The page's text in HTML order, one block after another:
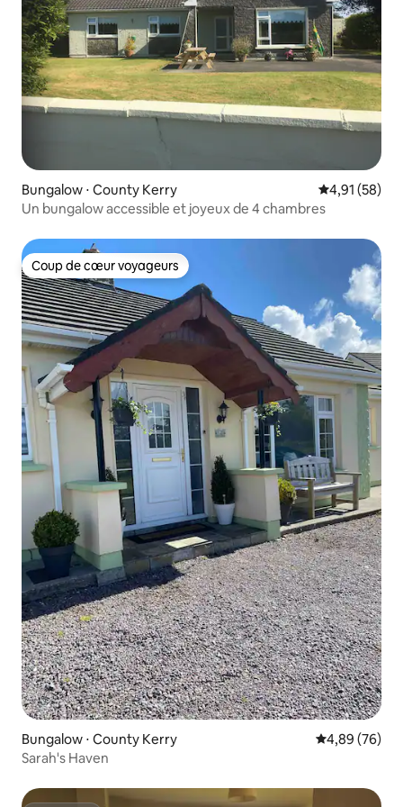
Bungalow ⋅ County Kerry Évaluation
4,91 (58)
Un bungalow accessible et joyeux de 4 chambres
Coup de cœur voyageurs
Coup de cœur voyageurs
Bungalow ⋅ County Kerry Évaluation
4,89 (76)
Sarah's Haven